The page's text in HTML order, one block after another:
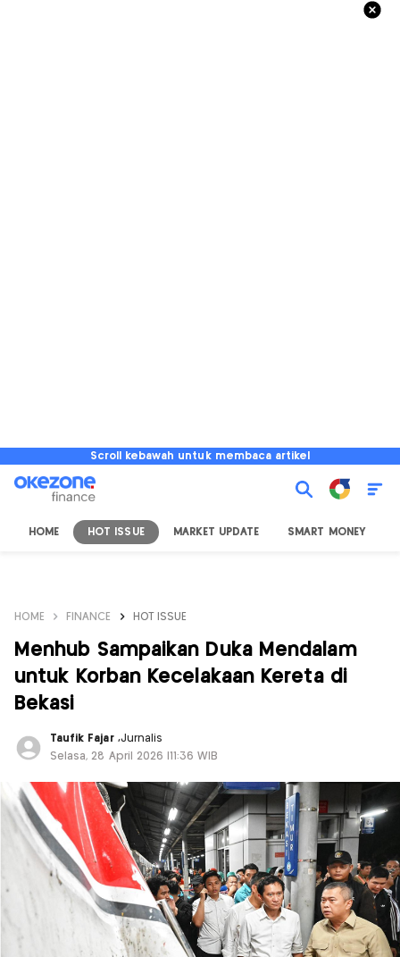
Scroll kebawah untuk membaca artikel
HOME HOT ISSUE MARKET UPDATE SMART MONEY
HOME FINANCE HOT ISSUE
Menhub Sampaikan Duka Mendalam
untuk Korban Kecelakaan Kereta di
Bekasi
Taufik Fajar ,Jurnalis
Selasa, 28 April 2026 |11:36 WIB